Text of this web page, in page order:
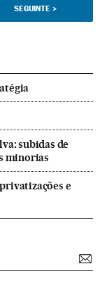
SEGUINTE >
subidas de
minorias
e